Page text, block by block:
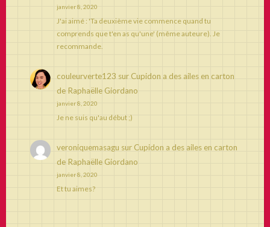
janvier 8, 2020
J'ai aimé : 'Ta deuxième vie commence quand tu
comprends que t'en as qu'une' (même auteure). Je
recommande.
couleurverte123 sur Cupidon a des ailes en carton
de Raphaëlle Giordano
janvier 8, 2020
Je ne suis qu'au début ;)
veroniquemasagu sur Cupidon a des ailes en carton
de Raphaëlle Giordano
janvier 8, 2020
Et tu aimes?